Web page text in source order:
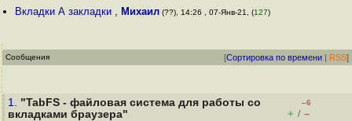
Вкладки А закладки , Михаил (??), 14:26 , 07-Янв-21, (127)
Сообщения [Сортировка по времени | RSS]
1. "TabFS - файловая система для работы со
вкладками браузера"
–6
+ / –